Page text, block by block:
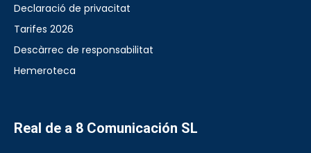
Declaració de privacitat
Tarifes 2026
Descàrrec de responsabilitat
Hemeroteca
Real de a 8 Comunicación SL